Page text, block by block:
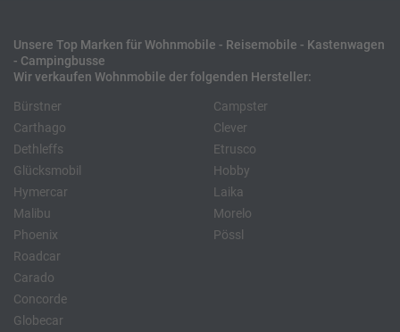
Unsere Top Marken für Wohnmobile - Reisemobile - Kastenwagen
- Campingbusse
Wir verkaufen Wohnmobile der folgenden Hersteller:
Bürstner
Carthago
Dethleffs
Glücksmobil
Hymercar
Malibu
Phoenix
Roadcar
Campster
Clever
Etrusco
Hobby
Laika
Morelo
Pössl
Carado
Concorde
Globecar